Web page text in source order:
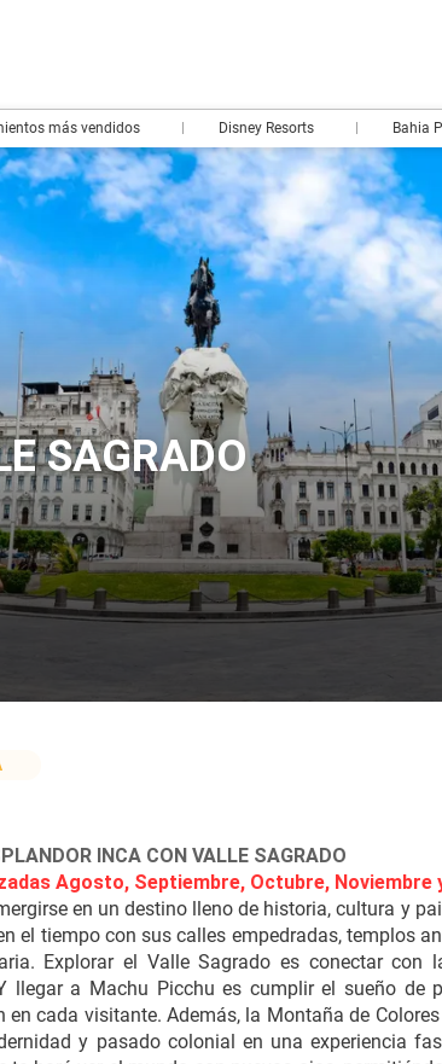
más vendidos Disney Resorts Bahia
SAGRADO
INCA CON VALLE SAGRADO
Agosto, Septiembre, Octubre, Noviembre
en un destino lleno de historia, cultura y
el tiempo con sus calles empedradas, templos
Explorar el Valle Sagrado es conectar
llegar a Machu Picchu es cumplir el sueño
en cada visitante. Además, la Montaña de
y pasado colonial en una experiencia